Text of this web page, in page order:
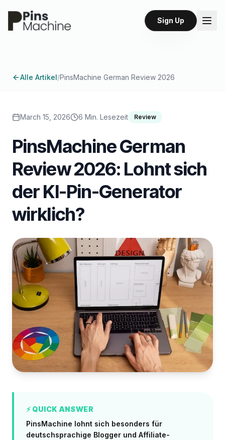
Sign Up
Alle Artikel/PinsMachine German Review 2026
March 15, 2026 6 Min. Lesezeit Review
PinsMachine German
Review 2026: Lohnt sich
der KI-Pin-Generator
wirklich?
⚡ QUICK ANSWER
PinsMachine lohnt sich besonders für
deutschsprachige Blogger und Affiliate-